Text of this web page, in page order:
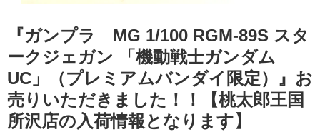
『ガンプラ MG 1/100 ​RGM-89S ​スタ
ークジェガン ​「機動戦士ガンダム
UC」​（プレミアムバンダイ限定）』お
売りいただきました！！【桃太郎王国
所沢店の入荷情報となります】